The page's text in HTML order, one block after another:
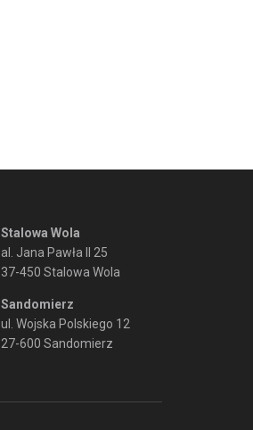
Stalowa Wola
al. Jana Pawła II 25
37-450 Stalowa Wola
Sandomierz
ul. Wojska Polskiego 12
27-600 Sandomierz